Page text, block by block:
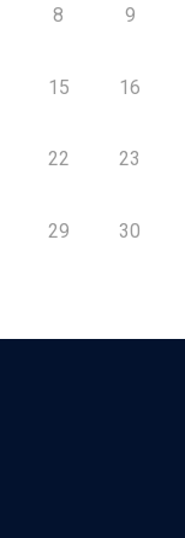
8 9
15 16
22 23
29 30